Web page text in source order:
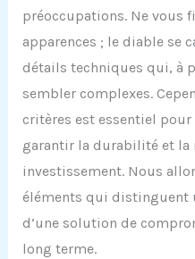
préoccupations. Ne vous
apparences ; le diable se
détails techniques qui, à
sembler complexes.
critères est essentiel
garantir la durabilité et la
investissement. Nous
éléments qui distinguent
d’une solution de
long terme.